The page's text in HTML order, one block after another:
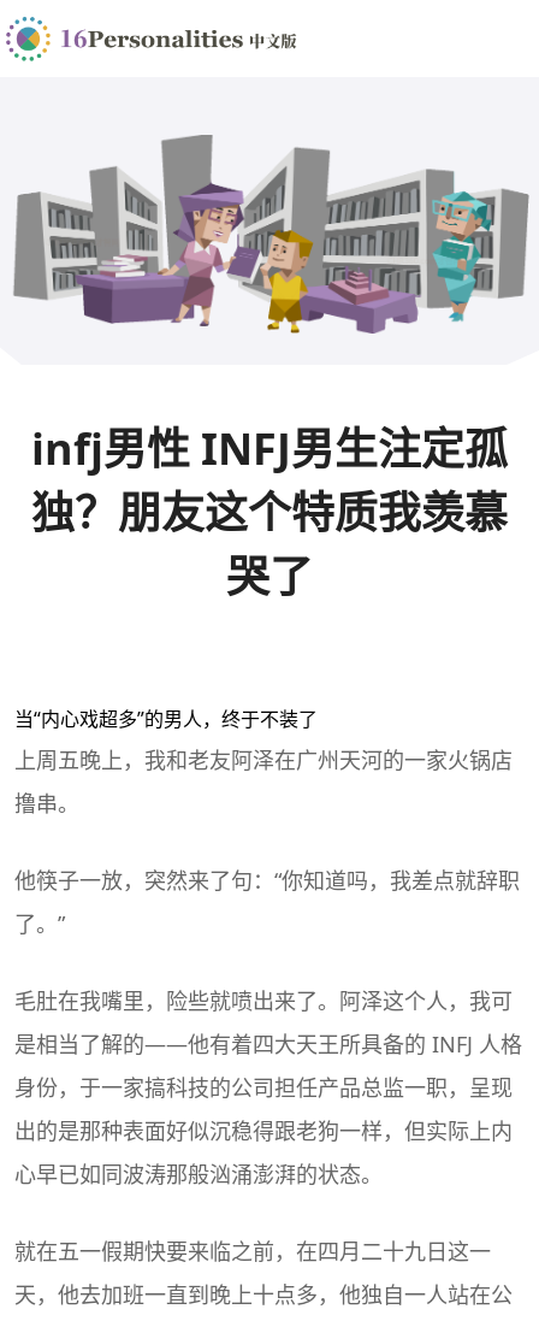
infj男性 INFJ男生注定孤
独？朋友这个特质我羡慕
哭了
当“内心戏超多”的男人，终于不装了
上周五晚上，我和老友阿泽在广州天河的一家火锅店
撸串。
他筷子一放，突然来了句：“你知道吗，我差点就辞职
了。”
毛肚在我嘴里，险些就喷出来了。阿泽这个人，我可
是相当了解的——他有着四大天王所具备的 INFJ 人格
身份，于一家搞科技的公司担任产品总监一职，呈现
出的是那种表面好似沉稳得跟老狗一样，但实际上内
心早已如同波涛那般汹涌澎湃的状态。
就在五一假期快要来临之前，在四月二十九日这一
天，他去加班一直到晚上十点多，他独自一人站在公